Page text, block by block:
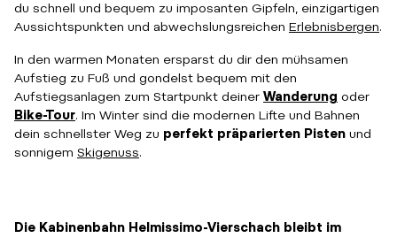
du schnell und bequem zu imposanten Gipfeln, einzigartigen
Aussichtspunkten und abwechslungsreichen Erlebnisbergen.
In den warmen Monaten ersparst du dir den mühsamen
Aufstieg zu Fuß und gondelst bequem mit den
Aufstiegsanlagen zum Startpunkt deiner Wanderung oder
Bike-Tour. Im Winter sind die modernen Lifte und Bahnen
dein schnellster Weg zu perfekt präparierten Pisten und
sonnigem Skigenuss.
Die Kabinenbahn Helmissimo-Vierschach bleibt im